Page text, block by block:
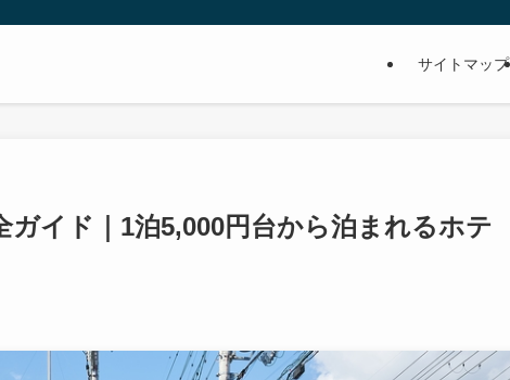
サイトマップ
ガイド｜1泊5,000円台から泊まれるホテ